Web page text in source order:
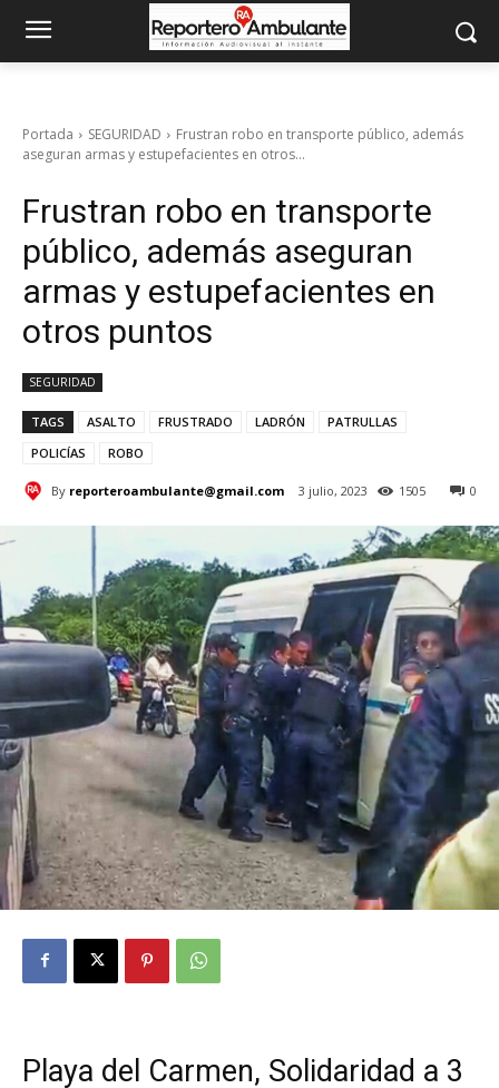
Portada SEGURIDAD
Frustran robo en transporte público, además
aseguran armas y estupefacientes en otros...
Frustran robo en transporte
público, además aseguran
armas y estupefacientes en
otros puntos
SEGURIDAD
TAGS ASALTO FRUSTRADO LADRÓN
PATRULLAS
POLICÍAS
ROBO
By reporteroambulante@gmail.com 3 julio, 2023 0
1505
Playa del Carmen, Solidaridad a 3